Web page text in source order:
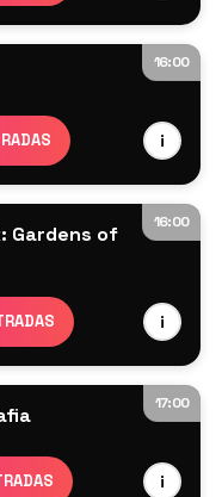
16:00
i
16:00
Gardens of
i
DJ set)
17:00
i